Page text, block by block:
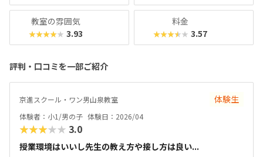
教室の雰囲気
★★★★★ 3.93
料金
★★★★★ 3.57
評判・口コミを一部ご紹介
京進スクール・ワン男山泉教室 体験生
体験者：小1/男の子 体験日：2026/04
★★★★★ 3.0
授業環境はいいし先生の教え方や接し方は良い...